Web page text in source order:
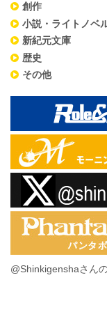
創作
小説・ライトノベ
新紀元文庫
歴史
その他
@Shinkigenshaさん